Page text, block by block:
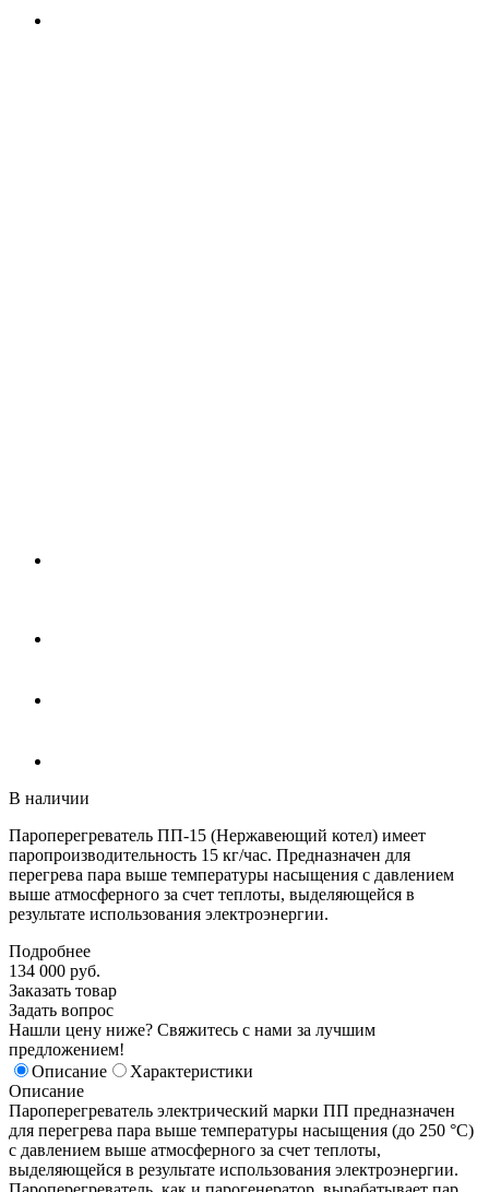
В наличии
Пароперегреватель ПП-15 (Нержавеющий котел) имеет
паропроизводительность 15 кг/час. Предназначен для
перегрева пара выше температуры насыщения с давлением
выше атмосферного за счет теплоты, выделяющейся в
результате использования электроэнергии.
Подробнее
134 000 руб.
Заказать товар
Задать вопрос
Нашли цену ниже? Свяжитесь с нами за лучшим
предложением!
Описание
Характеристики
Описание
Пароперегреватель электрический марки ПП предназначен
для перегрева пара выше температуры насыщения (до 250 °С)
с давлением выше атмосферного за счет теплоты,
выделяющейся в результате использования электроэнергии.